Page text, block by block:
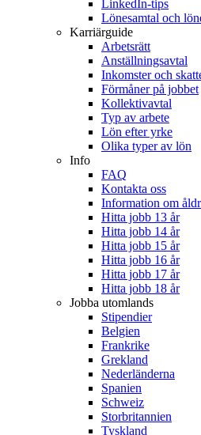
LinkedIn-tips
Lönesamtal och
Karriärguide
Arbetsrätt
Anställningsavtal
Inkomster och
Förmåner på jobbet
Kollektivavtal
Typ av arbete
Lön efter yrke
Olika typer av lön
Info
FAQ
Kontakta oss
Information om
Hitta jobb 13 år
Hitta jobb 14 år
Hitta jobb 15 år
Hitta jobb 16 år
Hitta jobb 17 år
Hitta jobb 18 år
Jobba utomlands
Stipendier
Belgien
Frankrike
Grekland
Nederländerna
Spanien
Schweiz
Storbritannien
Tyskland